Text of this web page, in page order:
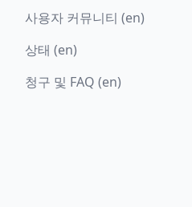
사용자 커뮤니티 (en)
상태 (en)
청구 및 FAQ (en)